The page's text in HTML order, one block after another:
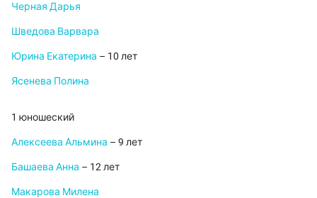
Черная Дарья
Шведова Варвара
Юрина Екатерина – 10 лет
Ясенева Полина
1 юношеский
Алексеева Альмина – 9 лет
Башаева Анна – 12 лет
Макарова Милена